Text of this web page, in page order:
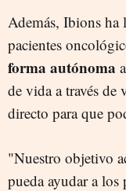
Además, Ibions ha
pacientes
forma autónoma
de vida a través de
directo para que
"Nuestro objetivo
pueda ayudar a los